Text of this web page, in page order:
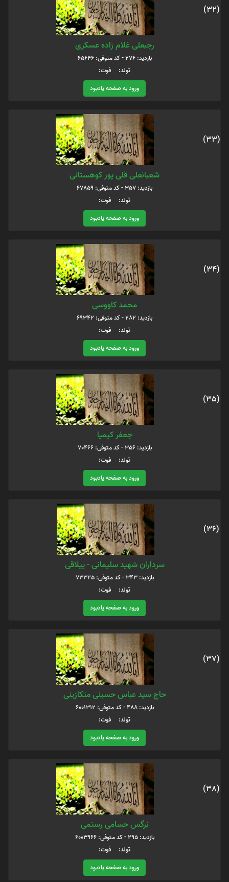
(32)
رجبعلی غلام زاده عسکری
بازدید: 276 - کد متوفی: 65646
تولد: فوت:
ورود به صفحه یادبود
(33)
شعبانعلی قلی پور کوهستانی
بازدید: 357 - کد متوفی: 67859
تولد: فوت:
ورود به صفحه یادبود
(34)
محمد کاووسی
بازدید: 282 - کد متوفی: 69342
تولد: فوت:
ورود به صفحه یادبود
(35)
جعفر کیمیا
بازدید: 356 - کد متوفی: 70466
تولد: فوت:
ورود به صفحه یادبود
(36)
سرداران شهید سلیمانی - ییلاقی
بازدید: 343 - کد متوفی: 73325
تولد: فوت:
ورود به صفحه یادبود
(37)
حاج سید عباس حسینی متکازینی
بازدید: 488 - کد متوفی: 6001312
تولد: فوت:
ورود به صفحه یادبود
(38)
نرگس حسامی رستمی
بازدید: 295 - کد متوفی: 6003966
تولد: فوت:
ورود به صفحه یادبود